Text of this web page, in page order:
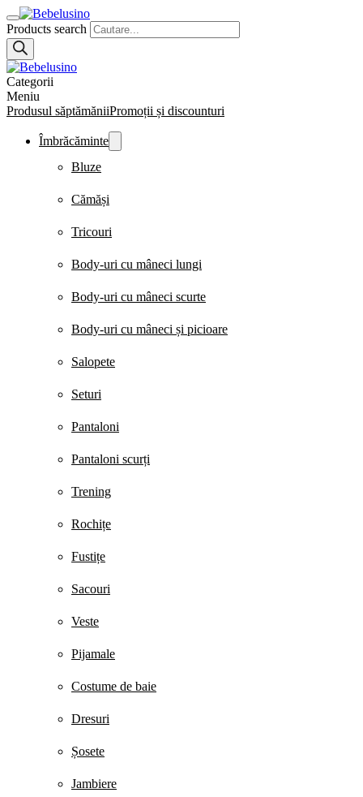
Products search
Categorii
Meniu
Produsul săptămăniiPromoții și discounturi
Îmbrăcăminte
Bluze
Cămăși
Tricouri
Body-uri cu mâneci lungi
Body-uri cu mâneci scurte
Body-uri cu mâneci și picioare
Salopete
Seturi
Pantaloni
Pantaloni scurți
Trening
Rochițe
Fustițe
Sacouri
Veste
Pijamale
Costume de baie
Dresuri
Șosete
Jambiere